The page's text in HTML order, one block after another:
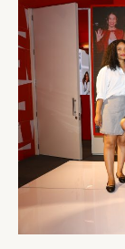
celebra
o
Pre-
Fall
24